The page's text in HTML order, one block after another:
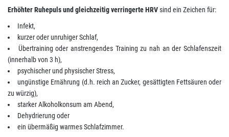
Erhöhter Ruhepuls und gleichzeitig verringerte HRVsind ein Zeichen für:
Infekt,
kurzer oder unruhiger Schlaf,
Übertraining oder anstrengendes Training zu nah an der Schlafenszeit
(innerhalb von 3 h),
psychischer und physischer Stress,
ungünstige Ernährung (d.h. reich an Zucker, gesättigten Fettsäuren oder
zu würzig),
starker Alkoholkonsum am Abend,
Dehydrierung oder
ein übermäßig warmes Schlafzimmer.